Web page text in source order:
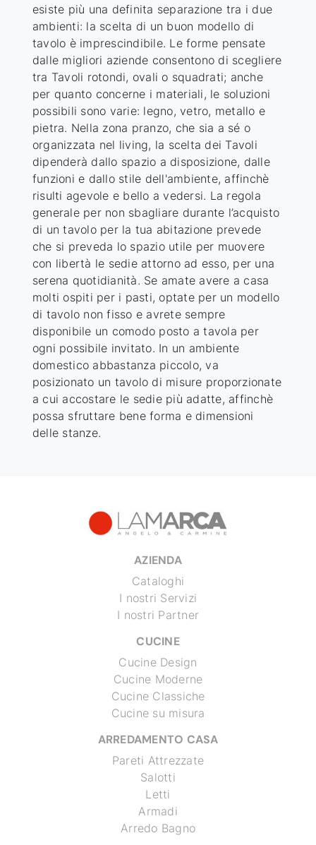
esiste più una definita separazione tra i due
ambienti: la scelta di un buon modello di
tavolo è imprescindibile. Le forme pensate
dalle migliori aziende consentono di scegliere
tra Tavoli rotondi, ovali o squadrati; anche
per quanto concerne i materiali, le soluzioni
possibili sono varie: legno, vetro, metallo e
pietra. Nella zona pranzo, che sia a sé o
organizzata nel living, la scelta dei Tavoli
dipenderà dallo spazio a disposizione, dalle
funzioni e dallo stile dell'ambiente, affinchè
risulti agevole e bello a vedersi. La regola
generale per non sbagliare durante l’acquisto
di un tavolo per la tua abitazione prevede
che si preveda lo spazio utile per muovere
con libertà le sedie attorno ad esso, per una
serena quotidianità. Se amate avere a casa
molti ospiti per i pasti, optate per un modello
di tavolo non fisso e avrete sempre
disponibile un comodo posto a tavola per
ogni possibile invitato. In un ambiente
domestico abbastanza piccolo, va
posizionato un tavolo di misure proporzionate
a cui accostare le sedie più adatte, affinchè
possa sfruttare bene forma e dimensioni
delle stanze.
AZIENDA
Cataloghi
I nostri Servizi
I nostri Partner
CUCINE
Cucine Design
Cucine Moderne
Cucine Classiche
Cucine su misura
ARREDAMENTO CASA
Pareti Attrezzate
Salotti
Letti
Armadi
Arredo Bagno